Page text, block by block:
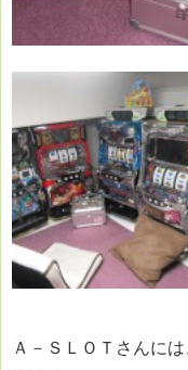
Ａ－ＳＬＯＴさんに